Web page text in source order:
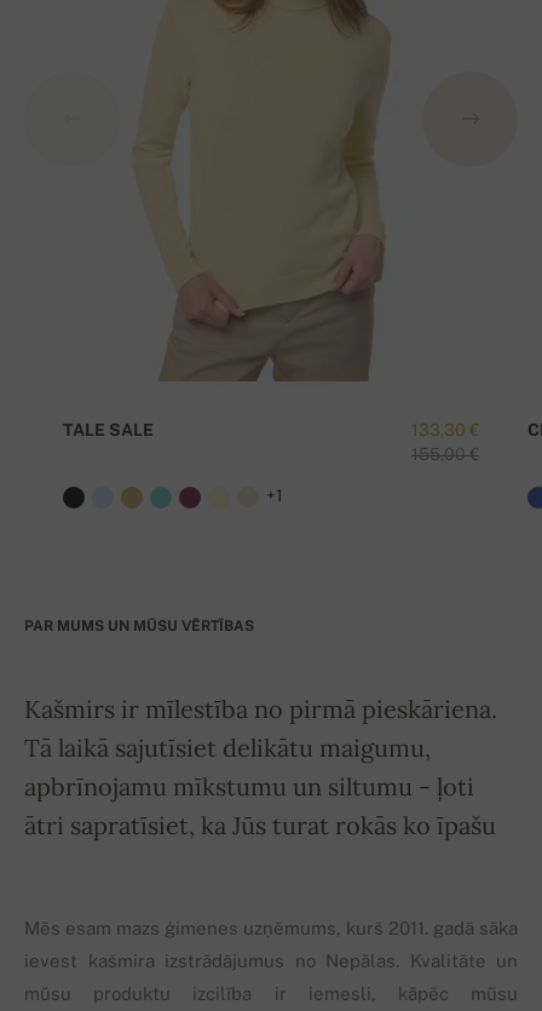
133,30 €
155,00 €
TALE SALE
+1
PAR MUMS UN MŪSU VĒRTĪBAS
Kašmirs ir mīlestība no pirmā pieskāriena.
Tā laikā sajutīsiet delikātu maigumu,
apbrīnojamu mīkstumu un siltumu - ļoti
ātri sapratīsiet, ka Jūs turat rokās ko īpašu
Mēs esam mazs ģimenes uzņēmums, kurš 2011. gadā sāka
ievest kašmira izstrādājumus no Nepālas. Kvalitāte un
mūsu produktu izcilība ir iemesli, kāpēc mūsu